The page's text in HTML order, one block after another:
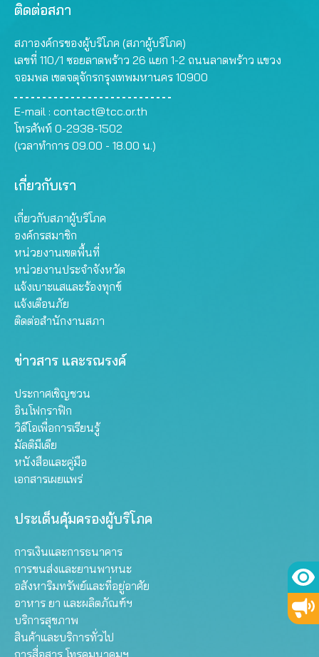
ติดต่อสภา
สภาองค์กรของผู้บริโภค (สภาผู้บริโภค)
เลขที่ 110/1 ซอยลาดพร้าว 26 แยก 1-2 ถนนลาดพร้าว แขวง
จอมพล เขตจตุจักรกรุงเทพมหานคร 10900
E-mail : contact@tcc.or.th
โทรศัพท์ 0-2938-1502
(เวลาทำการ 09.00 - 18.00 น.)
เกี่ยวกับเรา
เกี่ยวกับสภาผู้บริโภค
องค์กรสมาชิก
หน่วยงานเขตพื้นที่
หน่วยงานประจำจังหวัด
แจ้งเบาะแสและร้องทุกข์
แจ้งเตือนภัย
ติดต่อสำนักงานสภา
ข่าวสาร และรณรงค์
ประกาศเชิญชวน
อินโฟกราฟิก
วิดีโอเพื่อการเรียนรู้
มัลติมีเดีย
หนังสือและคู่มือ
เอกสารเผยแพร่
ประเด็นคุ้มครองผู้บริโภค
การเงินและการธนาคาร
การขนส่งและยานพาหนะ
อสังหาริมทรัพย์และที่อยู่อาศัย
อาหาร ยา และผลิตภัณฑ์ฯ
บริการสุขภาพ
สินค้าและบริการทั่วไป